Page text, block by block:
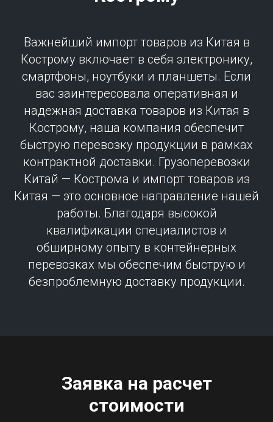
Важнейший импорт товаров из Китая в
Кострому включает в себя электронику,
смартфоны, ноутбуки и планшеты. Если
вас заинтересовала оперативная и
надежная доставка товаров из Китая в
Кострому, наша компания обеспечит
быструю перевозку продукции в рамках
контрактной доставки. Грузоперевозки
Китай — Кострома и импорт товаров из
Китая — это основное направление нашей
работы. Благодаря высокой
квалификации специалистов и
обширному опыту в контейнерных
перевозках мы обеспечим быструю и
безпроблемную доставку продукции.
Заявка на расчет
стоимости